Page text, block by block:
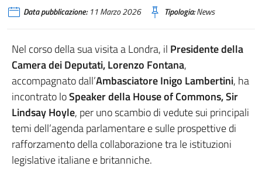
Data pubblicazione:11 Marzo 2026 Tipologia:News
Nel corso della sua visita a Londra, il Presidente della
Camera dei Deputati, Lorenzo Fontana,
accompagnato dall’Ambasciatore Inigo Lambertini, ha
incontrato loSpeaker della House of Commons, Sir
Lindsay Hoyle, per uno scambio di vedute sui principali
temi dell’agenda parlamentare e sulle prospettive di
rafforzamento della collaborazione tra le istituzioni
legislative italiane e britanniche.